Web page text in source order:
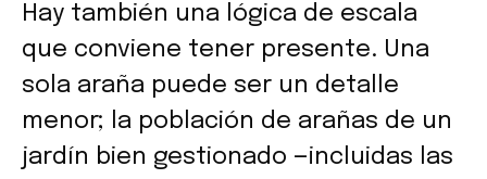
Hay también una lógica de escala
que conviene tener presente. Una
sola araña puede ser un detalle
menor; la población de arañas de un
jardín bien gestionado —incluidas las